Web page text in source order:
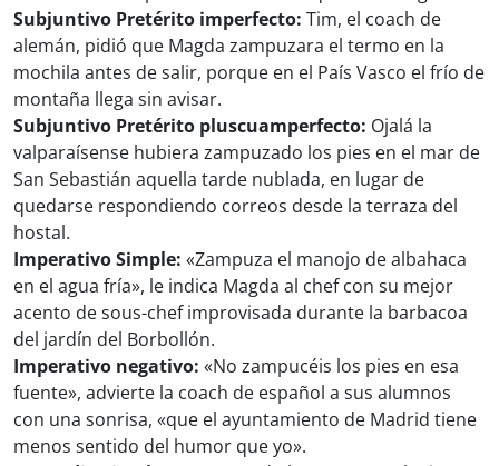
Subjuntivo Pretérito imperfecto: Tim, el coach de
alemán, pidió que Magda zampuzara el termo en la
mochila antes de salir, porque en el País Vasco el frío de
montaña llega sin avisar.
Subjuntivo Pretérito pluscuamperfecto: Ojalá la
valparaísense hubiera zampuzado los pies en el mar de
San Sebastián aquella tarde nublada, en lugar de
quedarse respondiendo correos desde la terraza del
hostal.
Imperativo Simple: «Zampuza el manojo de albahaca
en el agua fría», le indica Magda al chef con su mejor
acento de sous-chef improvisada durante la barbacoa
del jardín del Borbollón.
Imperativo negativo: «No zampucéis los pies en esa
fuente», advierte la coach de español a sus alumnos
con una sonrisa, «que el ayuntamiento de Madrid tiene
menos sentido del humor que yo».